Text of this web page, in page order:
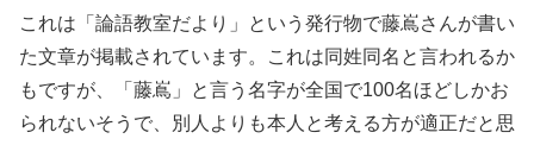
これは「論語教室だより」という発行物で藤嶌さんが書い
た文章が掲載されています。これは同姓同名と言われるか
もですが、「藤嶌」と言う名字が全国で100名ほどしかお
られないそうで、別人よりも本人と考える方が適正だと思